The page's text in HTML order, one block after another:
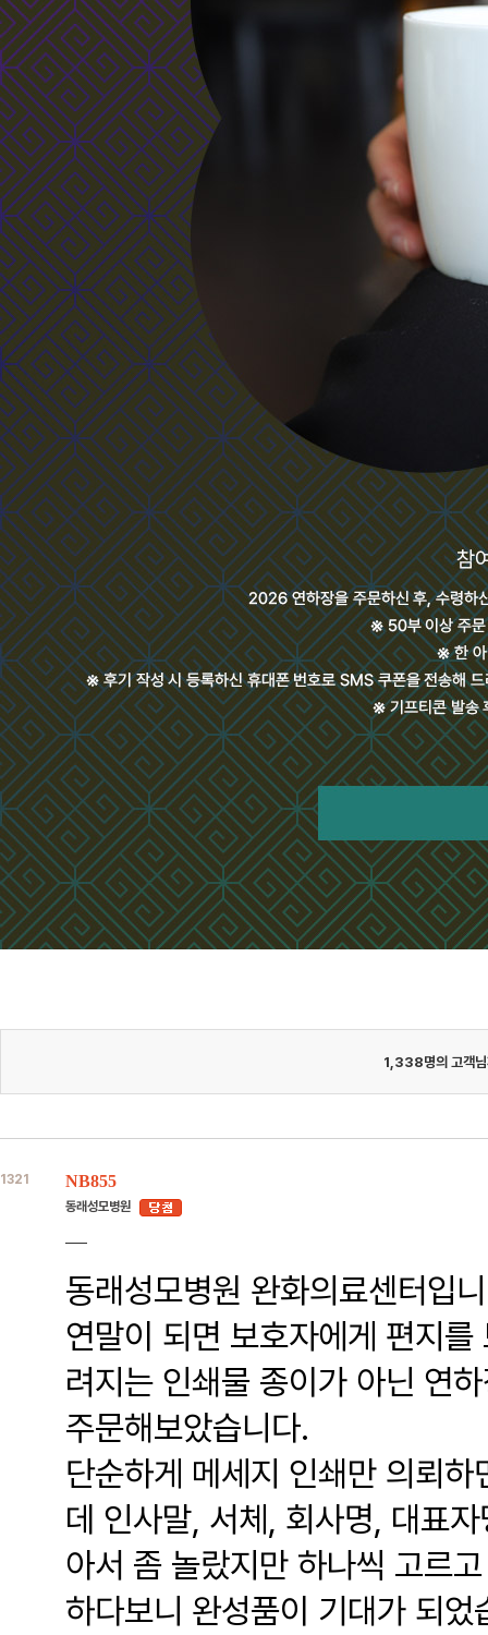
1,338명의 고객
1321 NB855
동래성모병원
동래성모병원 완화의료센터입
연말이 되면 보호자에게 편지
려지는 인쇄물 종이가 아닌 연
주문해보았습니다.
단순하게 메세지 인쇄만 의뢰
데 인사말, 서체, 회사명, 대표
아서 좀 놀랐지만 하나씩 고르
하다보니 완성품이 기대가 되었